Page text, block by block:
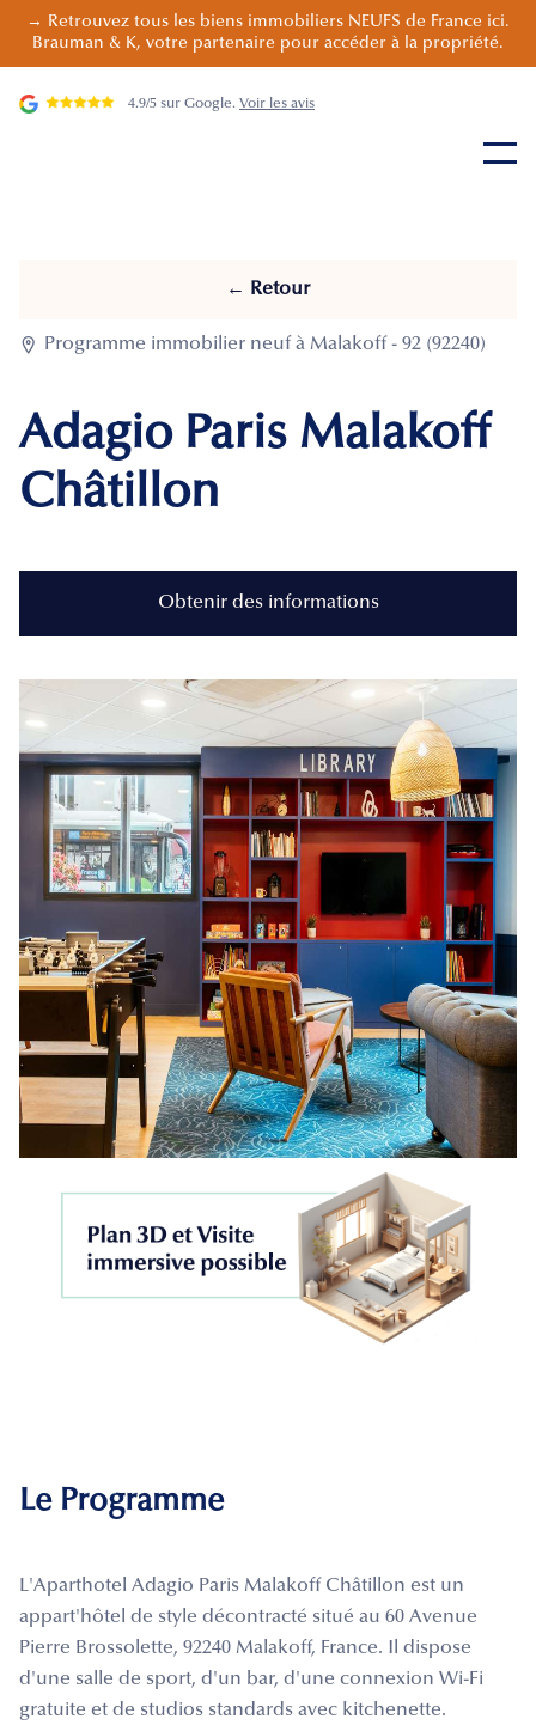
→ Retrouvez tous les biens immobiliers NEUFS de France ici.
Brauman & K, votre partenaire pour accéder à la propriété.
4.9/5 sur Google. Voir les avis
← Retour
 Programme immobilier neuf à Malakoff - 92 (92240)
Adagio Paris Malakoff
Châtillon
Obtenir des informations
Le Programme
L'Aparthotel Adagio Paris Malakoff Châtillon est un
appart'hôtel de style décontracté situé au 60 Avenue
Pierre Brossolette, 92240 Malakoff, France. Il dispose
d'une salle de sport, d'un bar, d'une connexion Wi-Fi
gratuite et de studios standards avec kitchenette.